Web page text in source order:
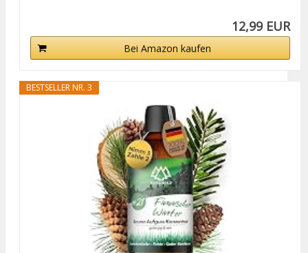
12,99 EUR
Bei Amazon kaufen
BESTSELLER NR. 3